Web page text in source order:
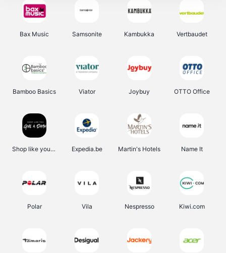
Bax Music Samsonite Kambukka Vertbaudet
Bamboo Basics Viator Joybuy OTTO Office
Shop like you Give A Damn Expedia.be Martin's Hotels Name It
Polar Vila Nespresso Kiwi.com